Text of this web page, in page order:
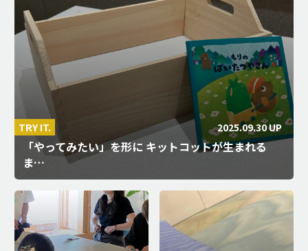
TRY IT. 2025.09.30 UP
「やってみたい」を形に キットコットが生まれる
ま…